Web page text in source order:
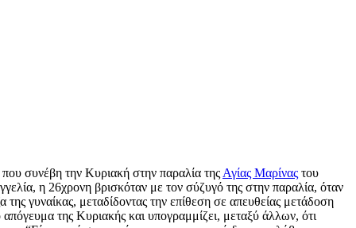
που συνέβη την Κυριακή στην παραλία της Αγίας Μαρίνας του
η 26χρονη βρισκόταν με τον σύζυγό της στην παραλία, όταν
γυναίκας, μεταδίδοντας την επίθεση σε απευθείας μετάδοση
της Κυριακής και υπογραμμίζει, μεταξύ άλλων, ότι